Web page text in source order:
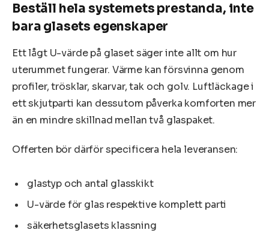
Beställ hela systemets prestanda, inte
bara glasets egenskaper
Ett lågt U-värde på glaset säger inte allt om hur
uterummet fungerar. Värme kan försvinna genom
profiler, trösklar, skarvar, tak och golv. Luftläckage i
ett skjutparti kan dessutom påverka komforten mer
än en mindre skillnad mellan två glaspaket.
Offerten bör därför specificera hela leveransen:
glastyp och antal glasskikt
U-värde för glas respektive komplett parti
säkerhetsglasets klassning